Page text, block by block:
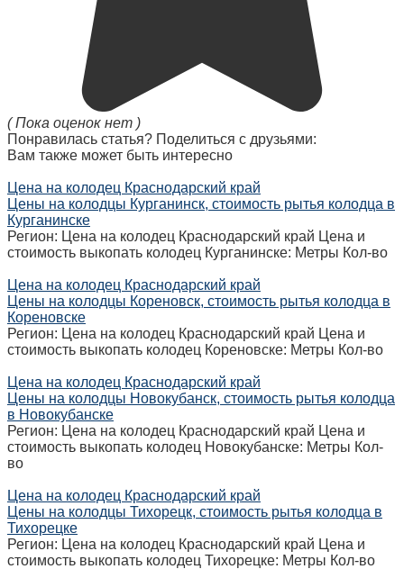
( Пока оценок нет )
Понравилась статья? Поделиться с друзьями:
Вам также может быть интересно
Цена на колодец Краснодарский край
Цены на колодцы Курганинск, стоимость рытья колодца в
Курганинске
Регион: Цена на колодец Краснодарский край Цена и
стоимость выкопать колодец Курганинске: Метры Кол-во
Цена на колодец Краснодарский край
Цены на колодцы Кореновск, стоимость рытья колодца в
Кореновске
Регион: Цена на колодец Краснодарский край Цена и
стоимость выкопать колодец Кореновске: Метры Кол-во
Цена на колодец Краснодарский край
Цены на колодцы Новокубанск, стоимость рытья колодца
в Новокубанске
Регион: Цена на колодец Краснодарский край Цена и
стоимость выкопать колодец Новокубанске: Метры Кол-
во
Цена на колодец Краснодарский край
Цены на колодцы Тихорецк, стоимость рытья колодца в
Тихорецке
Регион: Цена на колодец Краснодарский край Цена и
стоимость выкопать колодец Тихорецке: Метры Кол-во